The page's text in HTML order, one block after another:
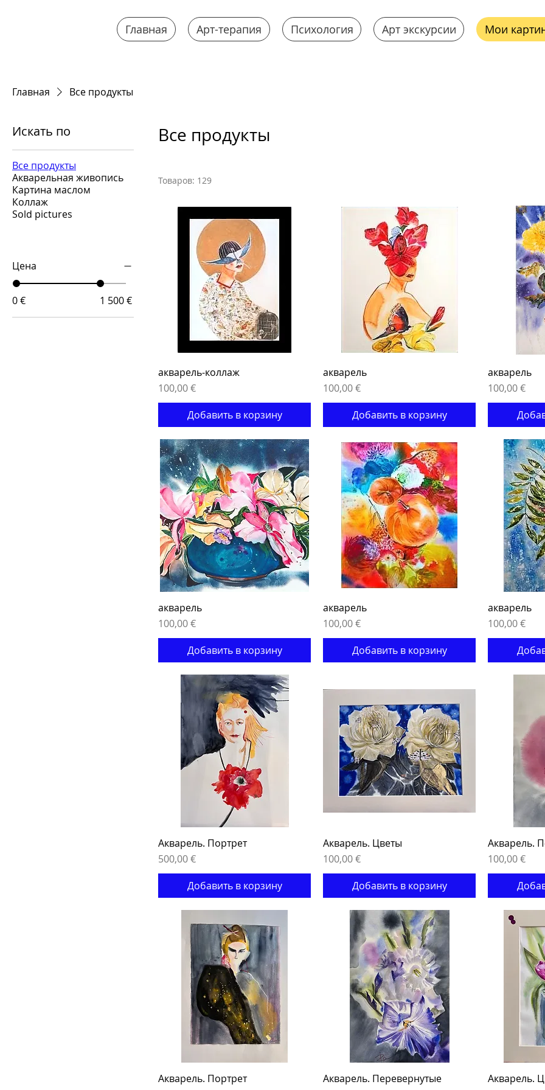
Главная Арт-терапия Психология Арт экскурсии Мои
Главная Все продукты
Искать по
Все продукты
Акварельная живопись
Картина маслом
Коллаж
Sold pictures
Цена
0 € 1 500 €
Все продукты
Товаров: 129
акварель-коллаж
Цена
100,00 €
Добавить в корзину
акварель
Цена
100,00 €
Добавить в корзину
акварель
Цена
100,00 €
акварель
Цена
100,00 €
Добавить в корзину
акварель
Цена
100,00 €
Добавить в корзину
акварель
Цена
100,00 €
Акварель. Портрет
Цена
500,00 €
Добавить в корзину
Акварель. Цветы
Цена
100,00 €
Добавить в корзину
Акварель.
Цена
100,00 €
Акварель. Портрет
Акварель. Перевернутые
Акварель.